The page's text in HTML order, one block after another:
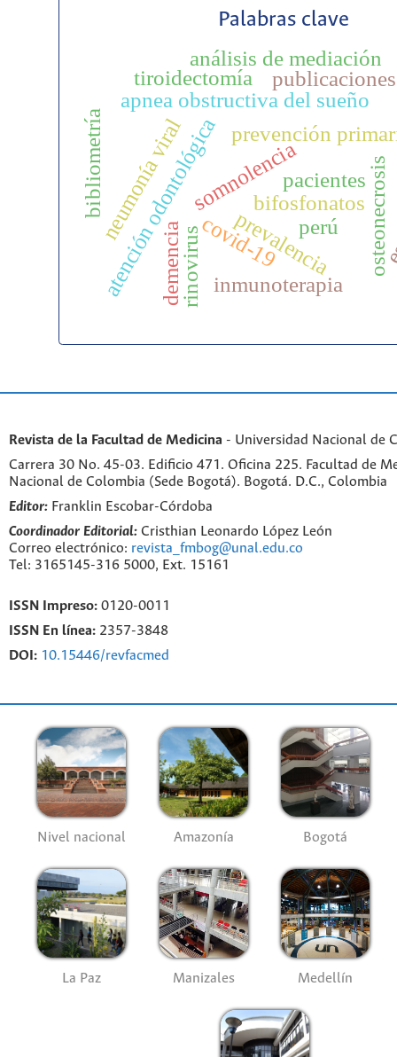
Palabras clave
bifosfonatososteonecrosis
atención odontológica prevención
apnea obstructiva del sueño
somnolencia
prevalencia
covid-19
rinovirus
neumonía viral
publicaciones
bibliometría pacientes
perú
análisis de mediación
inmunoterapia
tiroidectomía
demencia
Revista de la Facultad de Medicina - Universidad Nacional de
Carrera 30 No. 45-03. Edificio 471. Oficina 225. Facultad de
Nacional de Colombia (Sede Bogotá). Bogotá. D.C., Colombia
Editor: Franklin Escobar-Córdoba
Coordinador Editorial: Cristhian Leonardo López León
Correo electrónico: revista_fmbog@unal.edu.co
Tel: 3165145-316 5000, Ext. 15161
ISSN Impreso: 0120-0011
ISSN En línea: 2357-3848
DOI: 10.15446/revfacmed
Nivel nacional Amazonía Bogotá
La Paz Manizales Medellín